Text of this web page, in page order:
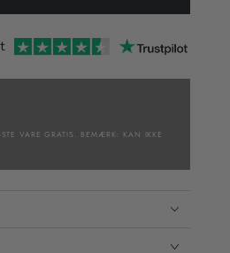
VARE GRATIS. BEMÆRK: KAN IKKE